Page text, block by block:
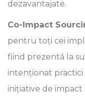
dezavantajate.
Co-Impact
pentru toți cei
fiind prezentă la
intenționat practici
inițiative de impact